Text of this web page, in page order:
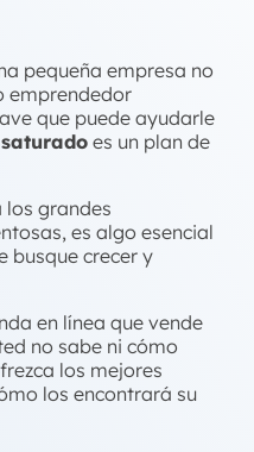
pequeña empresa no
emprendedor
que puede ayudarle
es un plan de
los grandes
es algo esencial
busque crecer y
en línea que vende
no sabe ni cómo
los mejores
los encontrará su